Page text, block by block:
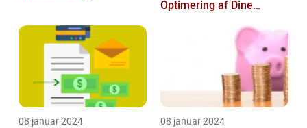
Optimering af Dine
08 januar 2024 08 januar 2024